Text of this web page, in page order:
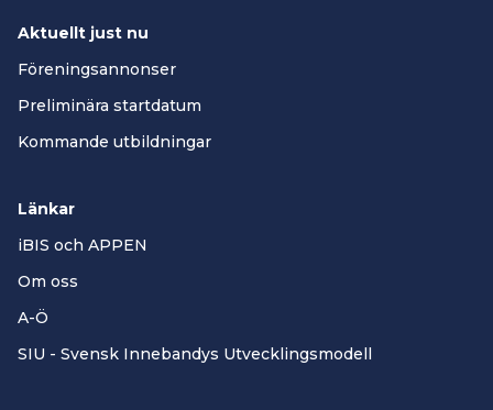
Aktuellt just nu
Föreningsannonser
Preliminära startdatum
Kommande utbildningar
Länkar
iBIS och APPEN
Om oss
A-Ö
SIU - Svensk Innebandys Utvecklingsmodell